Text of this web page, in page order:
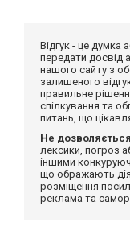
Відгук - це думка
передати досвід
нашого сайту з
залишеного
правильне
спілкування та
питань, що
Не
лексики, погроз
іншими
що ображають
розміщення
реклама та